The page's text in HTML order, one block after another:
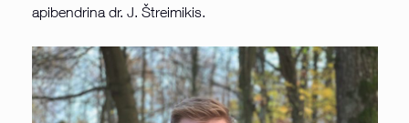
apibendrina dr. J. Štreimikis.